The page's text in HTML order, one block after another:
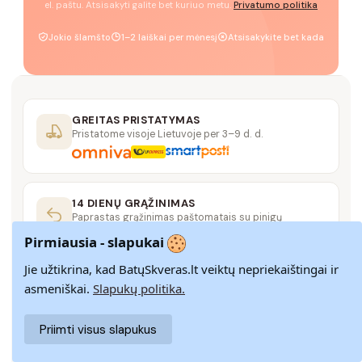
el. paštu. Atsisakyti galite bet kuriuo metu. Privatumo politika
Jokio šlamšto 1–2 laiškai per mėnesį Atsisakykite bet kada
GREITAS PRISTATYMAS
Pristatome visoje Lietuvoje per 3–9 d. d.
14 DIENŲ GRĄŽINIMAS
Paprastas grąžinimas paštomatais su pinigų
SAUGUS MOKĖJIMAS
SSL šifravimas užtikrina aukščiausią jūsų duomenų
saugumo lygį
Pirmiausia - slapukai
Jie užtikrina, kad BatųSkveras.lt veiktų nepriekaištingai ir
asmeniškai. Slapukų politika.
Priimti visus slapukus